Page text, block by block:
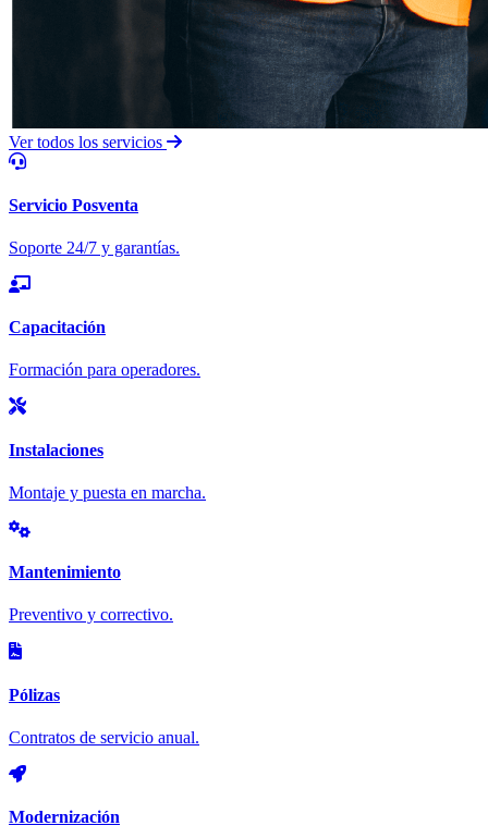
Ver todos los servicios
Servicio Posventa
Soporte 24/7 y garantías.
Capacitación
Formación para operadores.
Instalaciones
Montaje y puesta en marcha.
Mantenimiento
Preventivo y correctivo.
Pólizas
Contratos de servicio anual.
Modernización